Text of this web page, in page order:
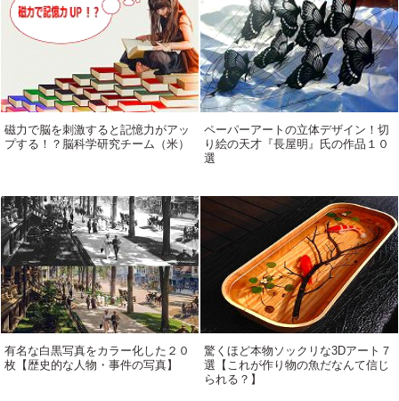
磁力で脳を刺激すると記憶力がアッ
プする！？脳科学研究チーム（米）
ペーパーアートの立体デザイン！切
り絵の天才『長屋明』氏の作品１０
選
有名な白黒写真をカラー化した２０
枚【歴史的な人物・事件の写真】
驚くほど本物ソックリな3Dアート７
選【これが作り物の魚だなんて信じ
られる？】